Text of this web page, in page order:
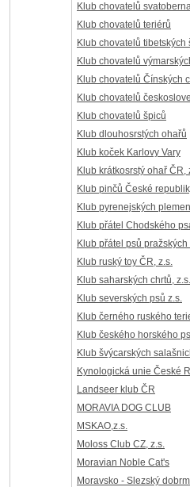
Klub chovatelů
Klub chovatelů teriérů
Klub chovatelů tibetských
Klub chovatelů
Klub chovatelů Čínských
Klub chovatelů
Klub chovatelů špiců
Klub dlouhosrstých ohařů
Klub koček Karlovy Vary
Klub krátkosrstý ohař ČR,
Klub pinčů České
Klub pyrenejských
Klub přátel Chodského
Klub přátel psů
Klub ruský toy ČR, z.s.
Klub saharských chrtů, z.s.
Klub severských psů z.s.
Klub černého ruského
Klub českého horského
Klub švýcarských
Kynologická unie České
Landseer klub ČR
MORAVIA DOG CLUB
MSKAO,z.s.
Moloss Club CZ, z.s.
Moravian Noble Cat's
Moravsko - Slezský